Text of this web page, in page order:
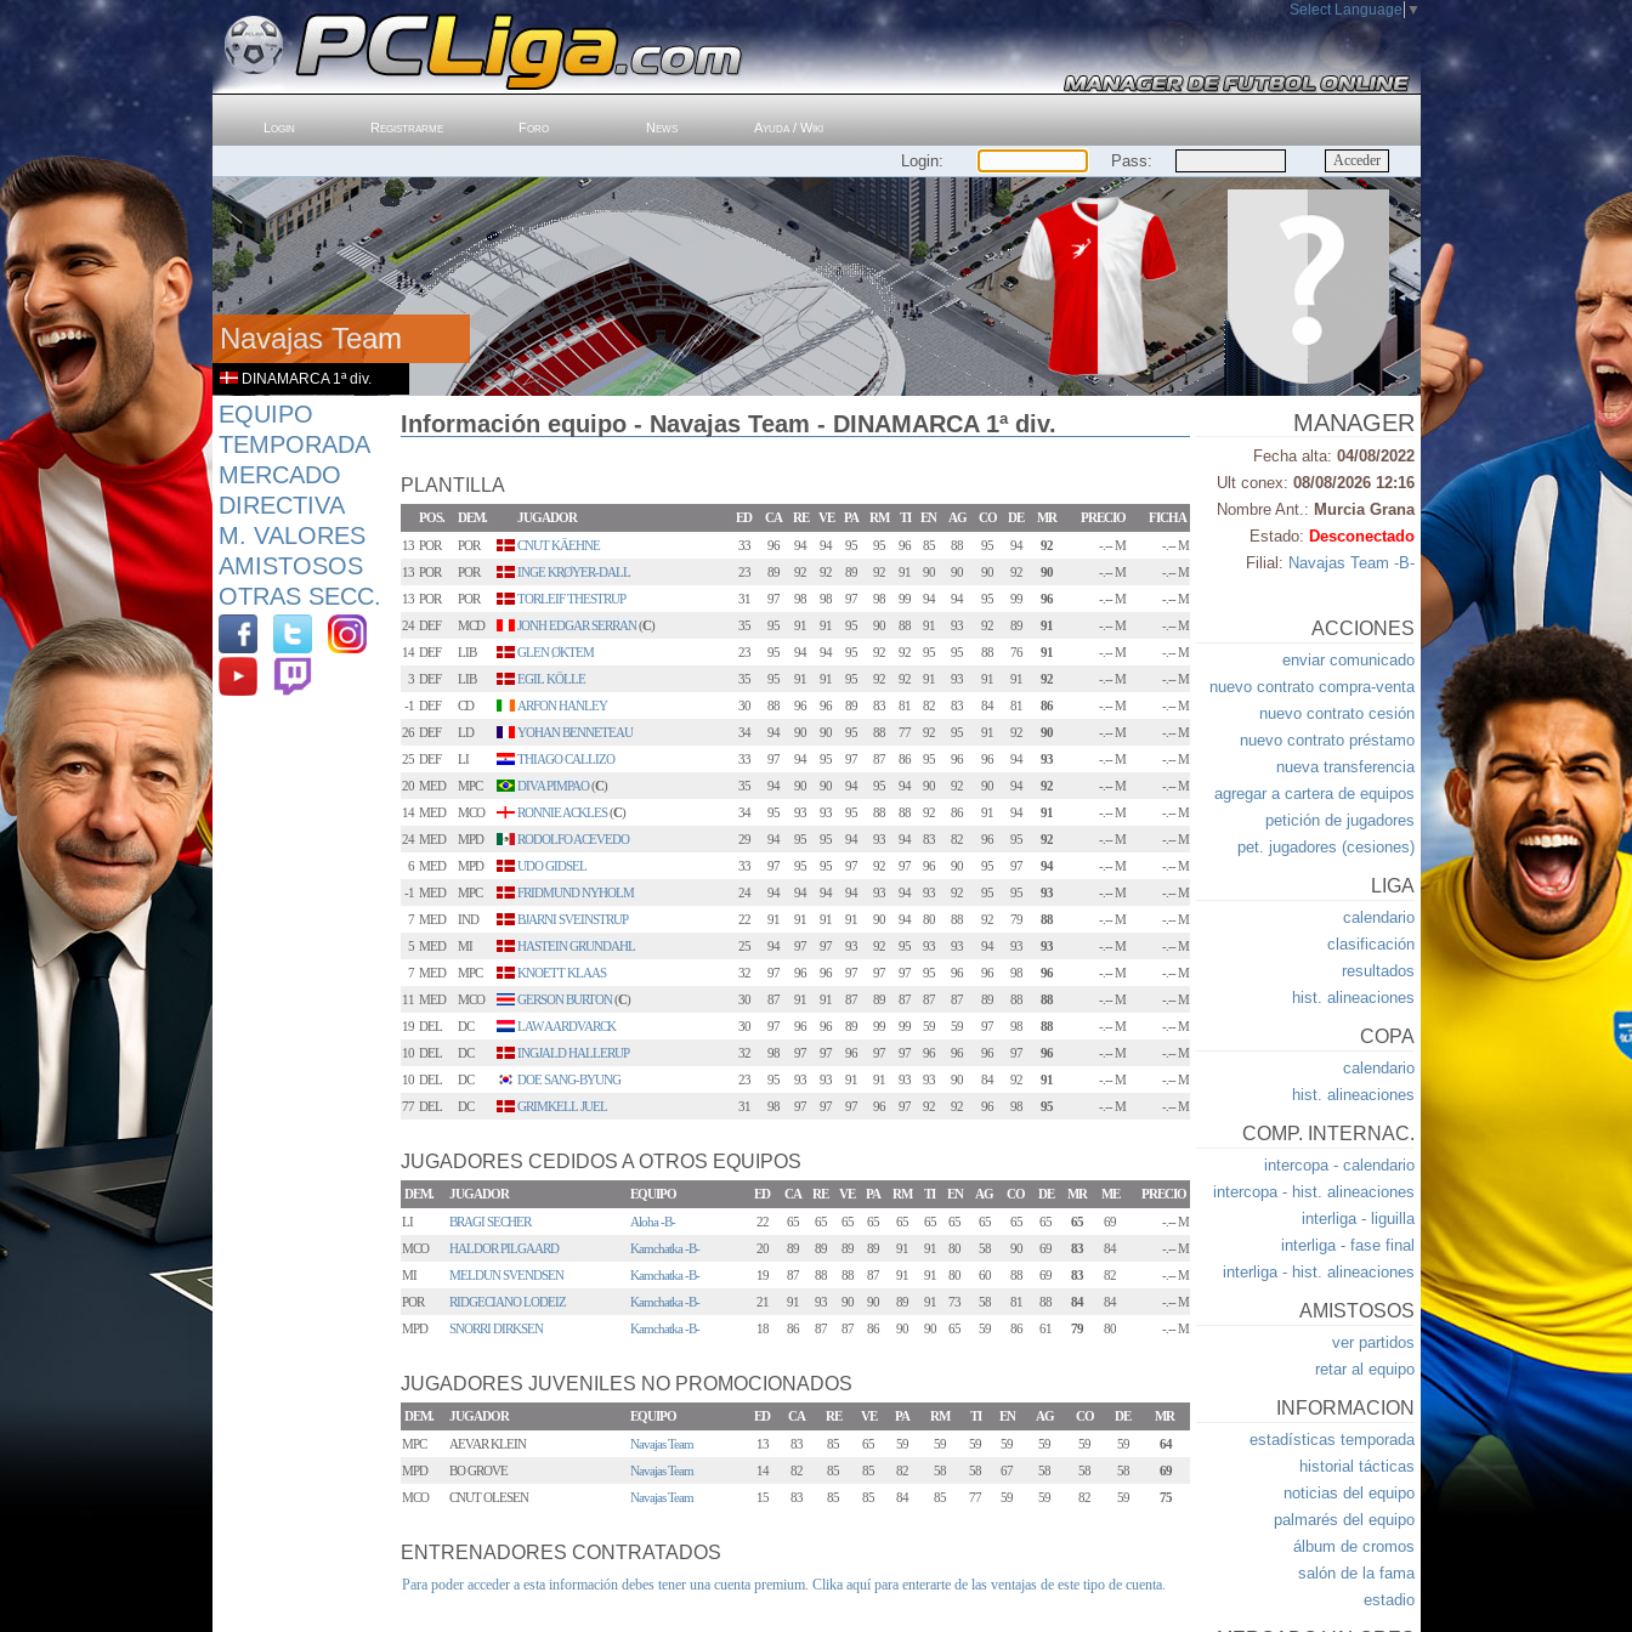
Select Language ▼
Login Registrarme Foro News Ayuda / Wiki
Login: Pass:
Navajas Team
DINAMARCA 1ª div.
EQUIPO
TEMPORADA
MERCADO
DIRECTIVA
M. VALORES
AMISTOSOS
OTRAS SECC.
Información equipo - Navajas Team - DINAMARCA 1ª div.
PLANTILLA
POS. DEM. JUGADOR ED CA RE VE PA RM TI EN AG CO DE MR PRECIO
FICHA
13 POR POR CNUT KÄEHNE 33 96 94 94 95 95 96 85 88 95 94 92 -.-- M
-.-- M
13 POR POR INGE KRØYER-DALL 23 89 92 92 89 92 91 90 90 90 92 90 -.-- M
-.-- M
13 POR POR TORLEIF THESTRUP 31 97 98 98 97 98 99 94 94 95 99 96 -.-- M
-.-- M
24 DEF MCD JONH EDGAR SERRAN(C) 35 95 91 91 95 90 88 91 93 92 89 91 -.-- M
-.-- M
14 DEF LIB GLEN ØKTEM 23 95 94 94 95 92 92 95 95 88 76 91 -.-- M
-.-- M
3 DEF LIB EGIL KÖLLE 35 95 91 91 95 92 92 91 93 91 91 92 -.-- M
-.-- M
-1 DEF CD ARFON HANLEY 30 88 96 96 89 83 81 82 83 84 81 86 -.-- M
-.-- M
26 DEF LD YOHAN BENNETEAU 34 94 90 90 95 88 77 92 95 91 92 90 -.-- M
-.-- M
25 DEF LI THIAGO CALLIZO 33 97 94 95 97 87 86 95 96 96 94 93 -.-- M
-.-- M
20 MED MPC DIVA PIMPAO(C) 35 94 90 90 94 95 94 90 92 90 94 92 -.-- M
-.-- M
14 MED MCO RONNIE ACKLES(C) 34 95 93 93 95 88 88 92 86 91 94 91 -.-- M
-.-- M
24 MED MPD RODOLFO ACEVEDO 29 94 95 95 94 93 94 83 82 96 95 92 -.-- M
-.-- M
6 MED MPD UDO GIDSEL 33 97 95 95 97 92 97 96 90 95 97 94 -.-- M
-.-- M
-1 MED MPC FRIDMUND NYHOLM 24 94 94 94 94 93 94 93 92 95 95 93 -.-- M
-.-- M
7 MED IND BJARNI SVEINSTRUP 22 91 91 91 91 90 94 80 88 92 79 88 -.-- M
-.-- M
5 MED MI HASTEIN GRUNDAHL 25 94 97 97 93 92 95 93 93 94 93 93 -.-- M
-.-- M
7 MED MPC KNOETT KLAAS 32 97 96 96 97 97 97 95 96 96 98 96 -.-- M
-.-- M
11 MED MCO GERSON BURTON(C) 30 87 91 91 87 89 87 87 87 89 88 88 -.-- M
-.-- M
19 DEL DC LAW AARDVARCK 30 97 96 96 89 99 99 59 59 97 98 88 -.-- M
-.-- M
10 DEL DC INGJALD HALLERUP 32 98 97 97 96 97 97 96 96 96 97 96 -.-- M
-.-- M
10 DEL DC DOE SANG-BYUNG 23 95 93 93 91 91 93 93 90 84 92 91 -.-- M
-.-- M
77 DEL DC GRIMKELL JUEL 31 98 97 97 97 96 97 92 92 96 98 95 -.-- M -.-- M
JUGADORES CEDIDOS A OTROS EQUIPOS
DEM. JUGADOR EQUIPO ED CA RE VE PA RM TI EN AG CO DE MR ME
PRECIO
LI
BRAGI SECHER Aloha -B- 22 65 65 65 65 65 65 65 65 65 65 65 69
-.-- M
MCO
HALDOR PILGAARD Kamchatka -B- 20 89 89 89 89 91 91 80 58 90 69 83 84
-.-- M
MI
MELDUN SVENDSEN Kamchatka -B- 19 87 88 88 87 91 91 80 60 88 69 83 82
-.-- M
POR
RIDGECIANO LODEIZ Kamchatka -B- 21 91 93 90 90 89 91 73 58 81 88 84 84
-.-- M
MPD
SNORRI DIRKSEN Kamchatka -B- 18 86 87 87 86 90 90 65 59 86 61 79 80 -.-- M
JUGADORES JUVENILES NO PROMOCIONADOS
DEM. JUGADOR EQUIPO ED CA RE VE PA RM TI EN AG CO DE
MR
MPC
AEVAR KLEIN Navajas Team 13 83 85 65 59 59 59 59 59 59 59
64
MPD
BO GROVE Navajas Team 14 82 85 85 82 58 58 67 58 58 58
69
MCO
CNUT OLESEN Navajas Team 15 83 85 85 84 85 77 59 59 82 59 75
ENTRENADORES CONTRATADOS
Para poder acceder a esta información debes tener una cuenta premium. Clika aquí para enterarte de las ventajas de este tipo de cuenta.
MANAGER
Fecha alta: 04/08/2022
Ult conex: 08/08/2026 12:16
Nombre Ant.: Murcia Grana
Estado: Desconectado
Filial: Navajas Team -B-
ACCIONES
enviar comunicado
nuevo contrato compra-venta
nuevo contrato cesión
nuevo contrato préstamo
nueva transferencia
agregar a cartera de equipos
petición de jugadores
pet. jugadores (cesiones)
LIGA
calendario
clasificación
resultados
hist. alineaciones
COPA
calendario
hist. alineaciones
COMP. INTERNAC.
intercopa - calendario
intercopa - hist. alineaciones
interliga - liguilla
interliga - fase final
interliga - hist. alineaciones
AMISTOSOS
ver partidos
retar al equipo
INFORMACION
estadísticas temporada
historial tácticas
noticias del equipo
palmarés del equipo
álbum de cromos
salón de la fama
estadio